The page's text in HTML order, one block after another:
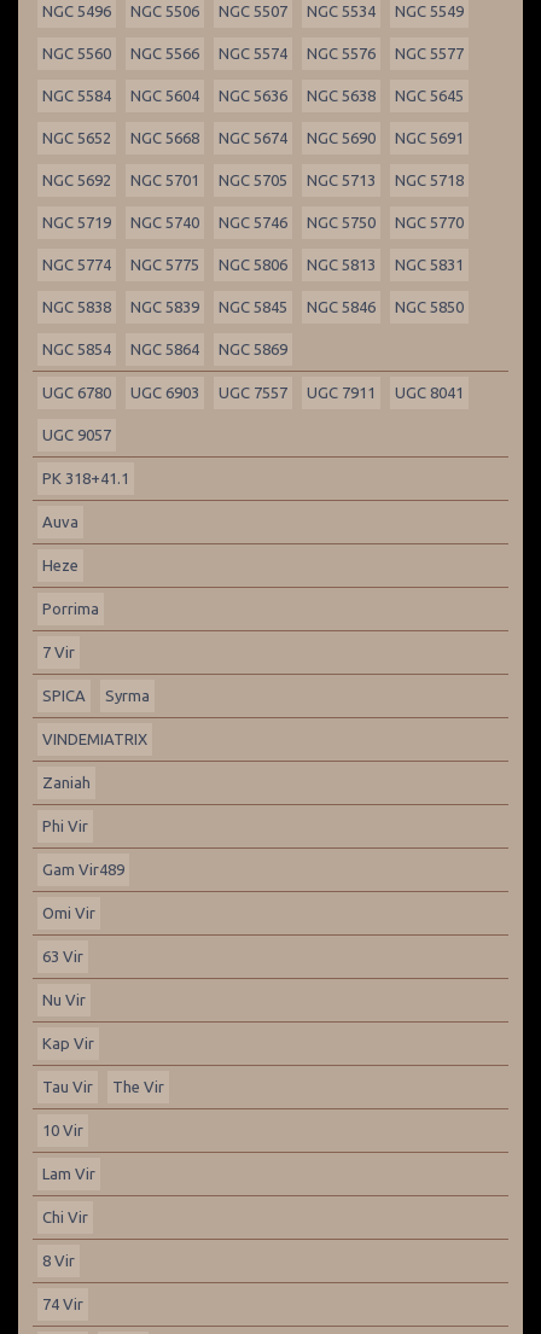
NGC 5496 NGC 5506 NGC 5507 NGC 5534 NGC 5549
NGC 5560 NGC 5566 NGC 5574 NGC 5576 NGC 5577
NGC 5584 NGC 5604 NGC 5636 NGC 5638 NGC 5645
NGC 5652 NGC 5668 NGC 5674 NGC 5690 NGC 5691
NGC 5692 NGC 5701 NGC 5705 NGC 5713 NGC 5718
NGC 5719 NGC 5740 NGC 5746 NGC 5750 NGC 5770
NGC 5774 NGC 5775 NGC 5806 NGC 5813 NGC 5831
NGC 5838 NGC 5839 NGC 5845 NGC 5846 NGC 5850
NGC 5854 NGC 5864 NGC 5869
UGC 6780 UGC 6903 UGC 7557 UGC 7911 UGC 8041
UGC 9057
PK 318+41.1
Auva
Heze
Porrima
7 Vir
SPICA Syrma
VINDEMIATRIX
Zaniah
Phi Vir
Gam Vir489
Omi Vir
63 Vir
Nu Vir
Kap Vir
Tau Vir The Vir
10 Vir
Lam Vir
Chi Vir
8 Vir
74 Vir